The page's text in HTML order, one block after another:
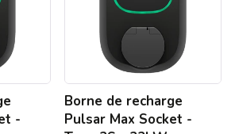
-
22kW
Borne de recharge
Pulsar Max Socket -